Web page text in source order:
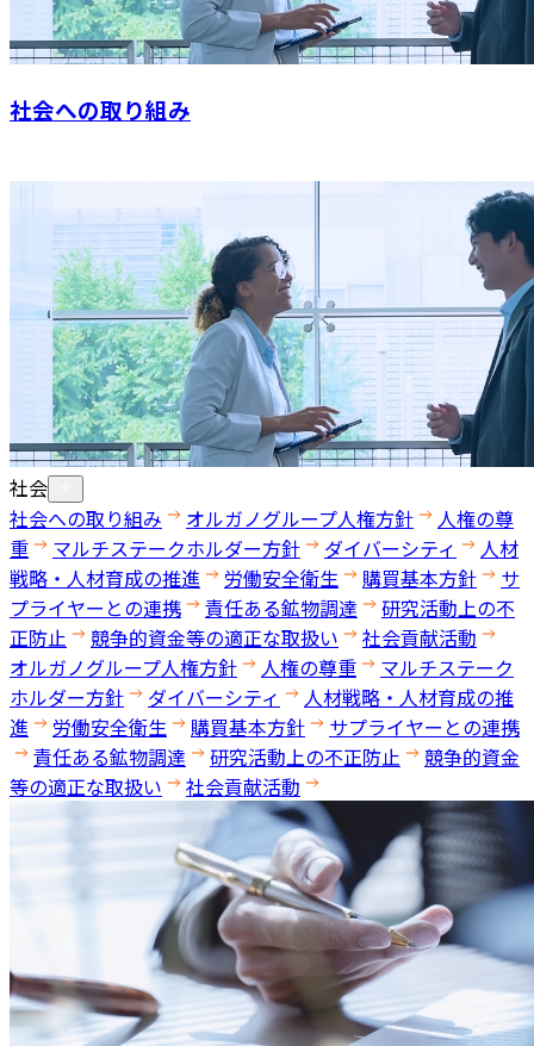
社会への取り組み
社会
社会への取り組み
オルガノグループ人権方針
人権の尊
重
マルチステークホルダー方針 ダイバーシティ
人材
戦略・人材育成の推進
労働安全衛生 購買基本方針
サ
プライヤーとの連携
責任ある鉱物調達
研究活動上の不
正防止
競争的資金等の適正な取扱い
社会貢献活動
オルガノグループ人権方針
人権の尊重
マルチステーク
ホルダー方針
ダイバーシティ
人材戦略・人材育成の推
進
労働安全衛生 購買基本方針
サプライヤーとの連携
責任ある鉱物調達
研究活動上の不正防止
競争的資金
等の適正な取扱い
社会貢献活動